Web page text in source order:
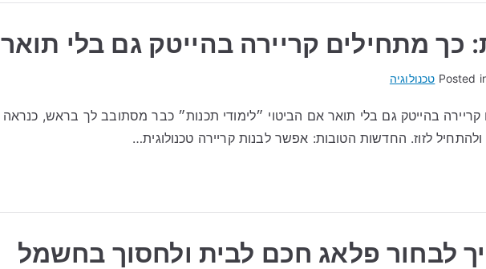
כך מתחילים קריירה בהייטק גם בלי תואר
Posted טכנולוגיה
קריירה בהייטק גם בלי תואר אם הביטוי ״לימודי תכנות״ כבר מסתובב לך בראש, כנראה
לזוז. החדשות הטובות: אפשר לבנות קריירה טכנולוגית…
לבחור פלאג חכם לבית ולחסוך בחשמל